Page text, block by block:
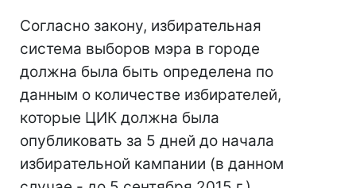
Согласно закону, избирательная
система выборов мэра в городе
должна была быть определена по
данным о количестве избирателей,
которые ЦИК должна была
опубликовать за 5 дней до начала
избирательной кампании (в данном